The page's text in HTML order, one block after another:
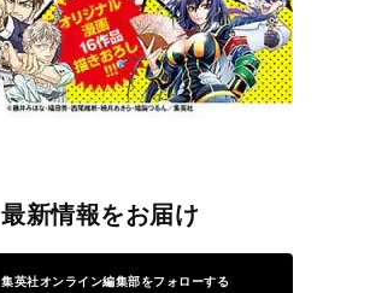
最新情報をお届け
集英社オンライン編集部をフォローする